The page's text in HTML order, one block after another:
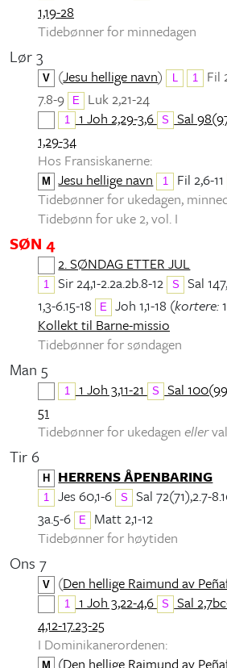
1,19-28
Tidebønner for minnedagen
Lør 3
V (Jesu hellige navn) L 1 Fil
7.8-9
E Luk 2,21-24
1 1 Joh 2,29-3,6 S Sal
1,29-34
Hos Fransiskanerne:
M Jesu hellige navn 1 Fil 2,6-11
Tidebønner for ukedagen,
Tidebønn for uke 2, vol. I
SØN 4
2. SØNDAG ETTER JUL
1 Sir 24,1-2.2a.2b.8-12 S Sal
1,3-6.15-18
E Joh 1,1-18 (kortere:
Kollekt til Barne-missio
Tidebønner for søndagen
Man 5
1 1 Joh 3,11-21 S Sal
51
Tidebønner for ukedagen eller
Tir 6
H HERRENS ÅPENBARING
1 Jes 60,1-6 S Sal 72(71),2.7-
3a.5-6
E
Matt 2,1-12
Tidebønner for høytiden
Ons 7
V (Den hellige Raimund av
1 1 Joh 3,22-4,6 S Sal
4,12-17.23-25
I Dominikanerordenen:
M (Den hellige Raimund av